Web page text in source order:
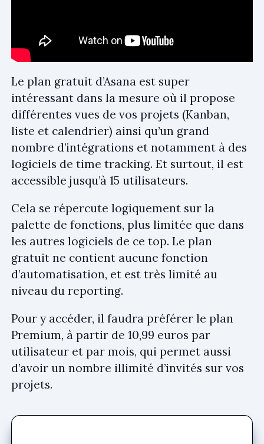
Le plan gratuit d’Asana est super
intéressant dans la mesure où il propose
différentes vues de vos projets (Kanban,
liste et calendrier) ainsi qu’un grand
nombre d’intégrations et notamment à des
logiciels de time tracking. Et surtout, il est
accessible jusqu’à 15 utilisateurs.
Cela se répercute logiquement sur la
palette de fonctions, plus limitée que dans
les autres logiciels de ce top. Le plan
gratuit ne contient aucune fonction
d’automatisation, et est très limité au
niveau du reporting.
Pour y accéder, il faudra préférer le plan
Premium, à partir de 10,99 euros par
utilisateur et par mois, qui permet aussi
d’avoir un nombre illimité d’invités sur vos
projets.